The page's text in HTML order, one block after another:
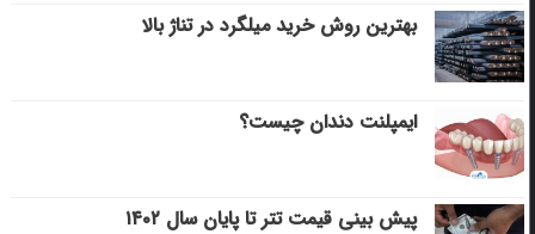
بهترین روش خرید میلگرد در تناژ بالا
ایمپلنت دندان چیست؟
پیش بینی قیمت تتر تا پایان سال ۱۴۰۲